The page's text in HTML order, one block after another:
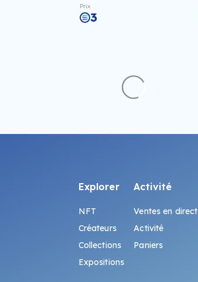
Prix
3
Explorer
NFT
Créateurs
Collections
Expositions
Activité
Ventes en direct
Activité
Paniers